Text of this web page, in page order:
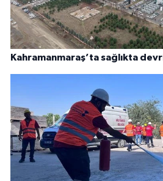
Kahramanmaraş’ta sağlıkta